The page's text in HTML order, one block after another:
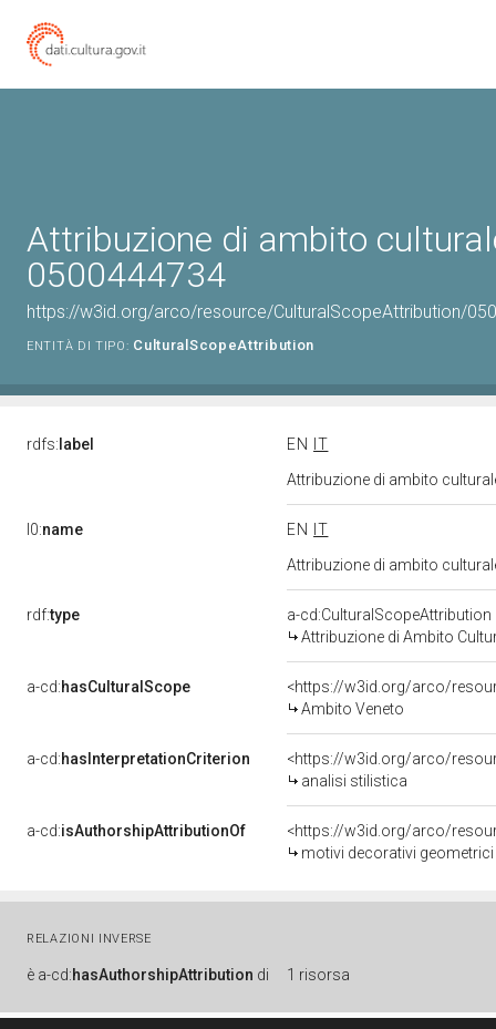
Attribuzione di ambito
0500444734
https://w3id.org/arco/resource/CulturalScopeAttribution/
ENTITÀ DI TIPO: CulturalScopeAttribution
rdfs: label EN
IT
Attribuzione di ambito
l0:name EN
IT
Attribuzione di ambito
rdf:type
a-cd:CulturalScopeAttribution
Attribuzione di Ambito
a-cd:hasCulturalScope
<https://w3id.org/arco/
Ambito Veneto
a-cd:hasInterpretationCriterion
<https://w3id.org/arco/
analisi stilistica
a-cd:isAuthorshipAttributionOf
<https://w3id.org/arco/
motivi decorativi
RELAZIONI INVERSE
è a-cd:hasAuthorshipAttribution di 1 risorsa